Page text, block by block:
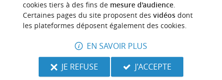
cookies tiers à des fins de mesure d'audience.
Certaines pages du site proposent des vidéosdont
les plateformes déposent également des cookies.
EN SAVOIR PLUS
JE REFUSE
J'ACCEPTE